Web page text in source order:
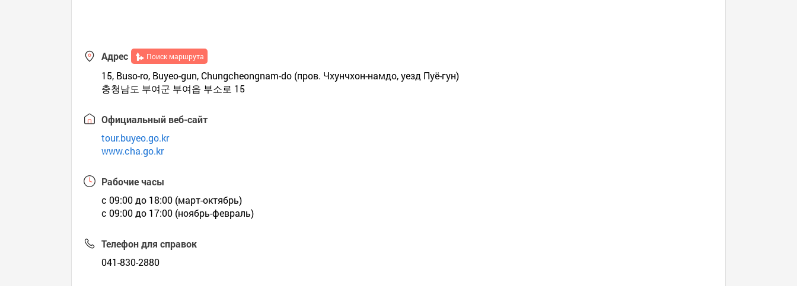
Адрес Поиск маршрута
15, Buso-ro, Buyeo-gun, Chungcheongnam-do (пров. Чхунчхон-намдо, уезд Пуё-гун)
충청남도 부여군 부여읍 부소로 15
Официальный веб-сайт
tour.buyeo.go.kr
www.cha.go.kr
Рабочие часы
с 09:00 до 18:00 (март-октябрь)
с 09:00 до 17:00 (ноябрь-февраль)
Телефон для справок
041-830-2880